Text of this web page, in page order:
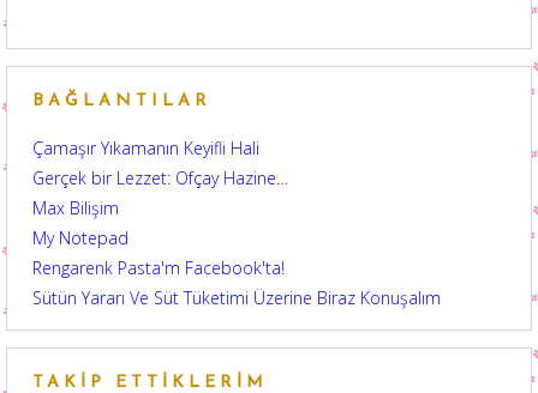
BAĞLANTILAR
Çamaşır Yıkamanın Keyifli Hali
Gerçek bir Lezzet: Ofçay Hazine…
Max Bilişim
My Notepad
Rengarenk Pasta'm Facebook'ta!
Sütün Yararı Ve Süt Tüketimi Üzerine Biraz Konuşalım
TAKIP ETTIKLERIM